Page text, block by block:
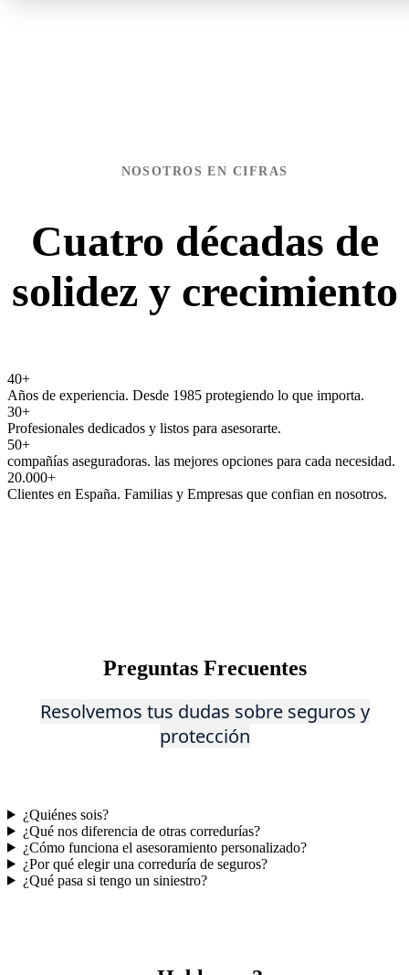
NOSOTROS EN CIFRAS
Cuatro décadas de
solidez y crecimiento
40+
Años de experiencia. Desde 1985 protegiendo lo que importa.
30+
Profesionales dedicados y listos para asesorarte.
50+
compañías aseguradoras. las mejores opciones para cada necesidad.
20.000+
Clientes en España. Familias y Empresas que confian en nosotros.
Preguntas Frecuentes
Resolvemos tus dudas sobre seguros y
protección
¿Quiénes sois?
¿Qué nos diferencia de otras corredurías?
¿Cómo funciona el asesoramiento personalizado?
¿Por qué elegir una correduría de seguros?
¿Qué pasa si tengo un siniestro?